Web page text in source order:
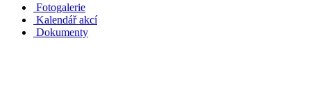
Fotogalerie
Kalendář akcí
Dokumenty